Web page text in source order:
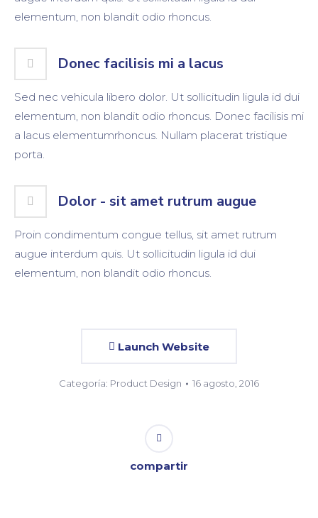
elementum, non blandit odio rhoncus.
Donec facilisis mi a lacus
Sed nec vehicula libero dolor. Ut sollicitudin ligula id dui
elementum, non blandit odio rhoncus. Donec facilisis mi
a lacus elementumrhoncus. Nullam placerat tristique
porta.
Dolor - sit amet rutrum augue
Proin condimentum congue tellus, sit amet rutrum
augue interdum quis. Ut sollicitudin ligula id dui
elementum, non blandit odio rhoncus.
Launch Website
Categoría: Product Design 16 agosto, 2016
compartir